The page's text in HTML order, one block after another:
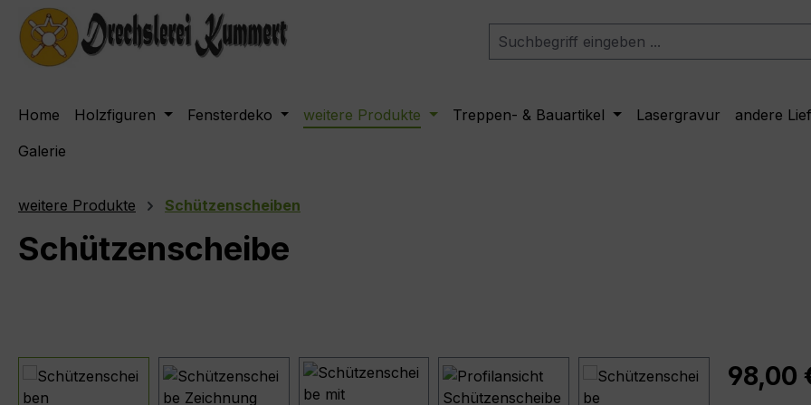
Hauptinhalt springen
Zur Suche springen
Zur Hauptnavigation springen
Home Holzfiguren Fensterdeko weitere Produkte Treppen- & Bauartikel Lasergravur andere
Galerie
weitere Produkte Schützenscheiben
Schützenscheibe
Bildergalerie überspringen Regulärer
98,00